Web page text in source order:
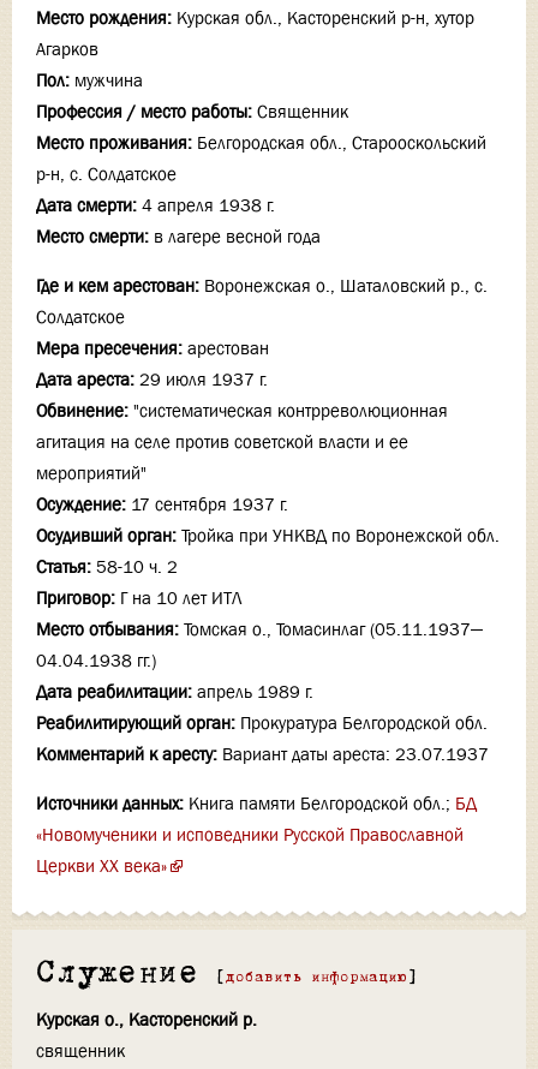
Место рождения: Курская обл., Касторенский р-н, хутор
Агарков
Пол: мужчина
Профессия / место работы: Священник
Место проживания: Белгородская обл., Старооскольский
р-н, с. Солдатское
Дата смерти: 4 апреля 1938 г.
Место смерти: в лагере весной года
Где и кем арестован: Воронежская о., Шаталовский р., с.
Солдатское
Мера пресечения: арестован
Дата ареста: 29 июля 1937 г.
Обвинение: "систематическая контрреволюционная
агитация на селе против советской власти и ее
мероприятий"
Осуждение: 17 сентября 1937 г.
Осудивший орган: Тройка при УНКВД по Воронежской обл.
Статья: 58-10 ч. 2
Приговор: Г на 10 лет ИТЛ
Место отбывания: Томская о., Томасинлаг (05.11.1937—
04.04.1938 гг.)
Дата реабилитации: апрель 1989 г.
Реабилитирующий орган: Прокуратура Белгородской обл.
Комментарий к аресту: Вариант даты ареста: 23.07.1937
Источники данных: Книга памяти Белгородской обл.; БД
«Новомученики и исповедники Русской Православной
Церкви XX века»
Служение [ добавить информацию ]
Курская о., Касторенский р.
священник